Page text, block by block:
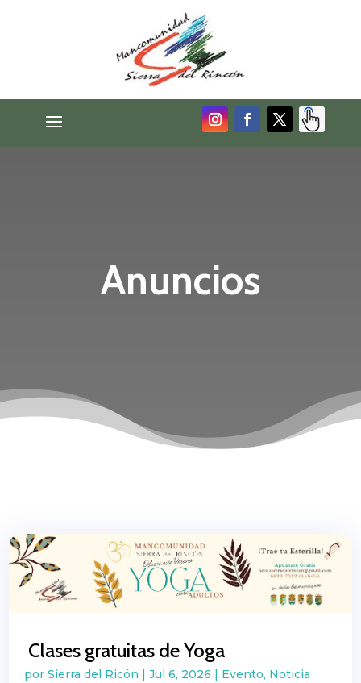
Anuncios
Clases gratuitas de Yoga
porSierra del Ricón |Jul 6, 2026 Evento, Noticia